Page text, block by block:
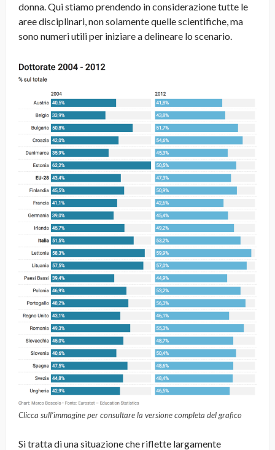
donna. Qui stiamo prendendo in considerazione tutte le
aree disciplinari, non solamente quelle scientifiche, ma
sono numeri utili per iniziare a delineare lo scenario.
Clicca sull’immagine per consultare la versione completa del grafico
Si tratta di una situazione che riflette largamente